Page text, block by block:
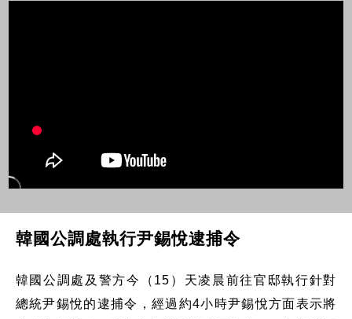
韓國公調處執行尹錫悅逮捕令
韓國公調處及警方今（15）天凌晨前往官邸執行針對
總統尹錫悅的逮捕令，經過約4小時尹錫悅方面表示將